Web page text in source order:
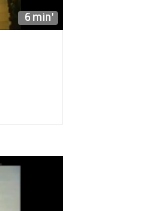
6 min'